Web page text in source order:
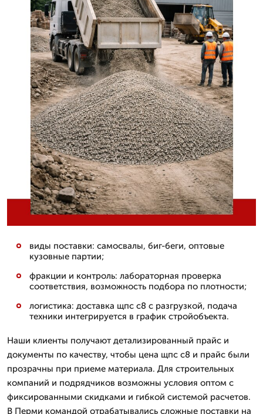
виды поставки: самосвалы, биг-беги, оптовые
кузовные партии;
фракции и контроль: лабораторная проверка
соответствия, возможность подбора по плотности;
логистика: доставка щпс с8 с разгрузкой, подача
техники интегрируется в график стройобъекта.
Наши клиенты получают детализированный прайс и
документы по качеству, чтобы цена щпс с8 и прайс были
прозрачны при приеме материала. Для строительных
компаний и подрядчиков возможны условия оптом с
фиксированными скидками и гибкой системой расчетов.
В Перми командой отрабатывались сложные поставки на